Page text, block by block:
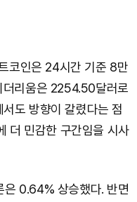
코인은 24시간 기준 8만
리움은 2254.50달러로
도 방향이 갈렸다는 점
더 민감한 구간임을 시사
0.64% 상승했다. 반면